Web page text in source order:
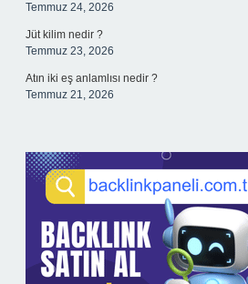
Temmuz 24, 2026
Jüt kilim nedir ?
Temmuz 23, 2026
Atın iki eş anlamlısı nedir ?
Temmuz 21, 2026